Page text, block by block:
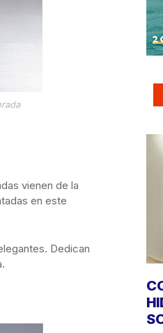
vienen de la
en este
Dedican